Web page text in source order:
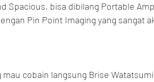
Spacious, bisa dibilang Portable
Pin Point Imaging yang sangat
cobain langsung Brise